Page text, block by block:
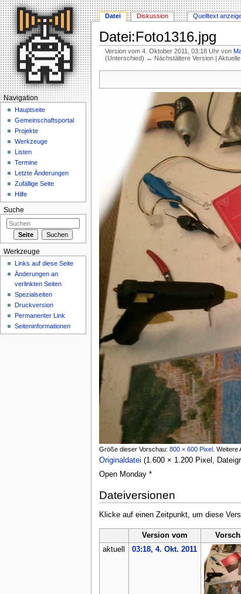
Datei:Foto1316.jpg
Version vom 4. Oktober 2011, 03:18 Uhr von
(Unterschied) ← Nächstältere Version |
Größe dieser Vorschau: 800 × 600 Pixel. Weitere
Originaldatei (1.600 × 1.200 Pixel,
Open Monday *
Dateiversionen
Klicke auf einen Zeitpunkt, um diese
Version vom
aktuell
03:18, 4. Okt. 2011
Datei Diskussion Quelltext
Navigation
Hauptseite
Gemeinschaftsportal
Projekte
Werkzeuge
Listen
Termine
Letzte Änderungen
Zufällige Seite
Hilfe
Suche
Werkzeuge
Links auf diese Seite
Änderungen an
verlinkten Seiten
Spezialseiten
Druckversion
Permanenter Link
Seiten­informationen